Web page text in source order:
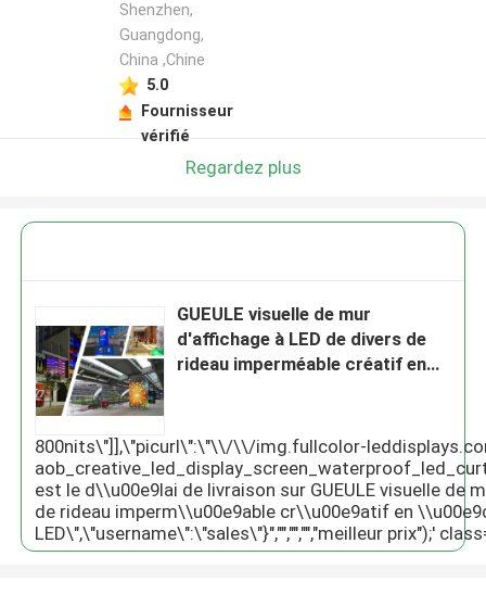
Shenzhen,
Guangdong,
China ,Chine
5.0
Fournisseur
vérifié
Regardez plus
GUEULE visuelle de mur
d'affichage à LED de divers de
rideau imperméable créatif en
800nits\"]],\"picurl\":\"\\/\\/img.fullcolor-
est le d\\u00e9lai de livraison sur GUEULE visuelle de
de rideau imperm\\u00e9able cr\\u00e9atif en
LED\",\"username\":\"sales\"}","","","","meilleur prix");'